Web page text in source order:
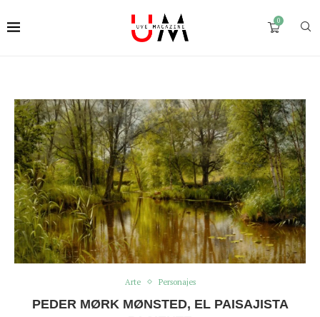
0
Arte Personajes
PEDER MØRK MØNSTED, EL PAISAJISTA